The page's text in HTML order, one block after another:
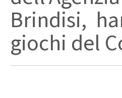
Brindisi,
giochi del